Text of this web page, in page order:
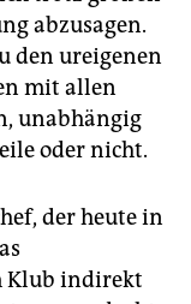
abzusagen.
den ureigenen
mit allen
unabhängig
oder nicht.
der heute in
Klub indirekt